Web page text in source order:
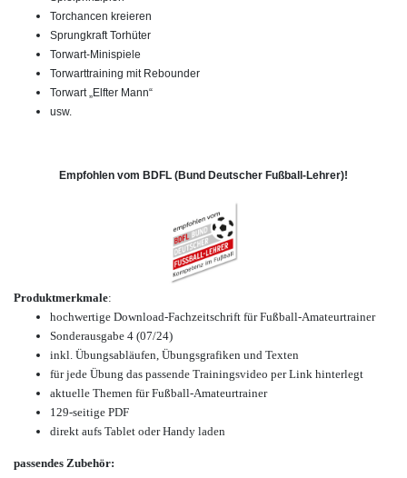
Torchancen kreieren
Sprungkraft Torhüter
Torwart-Minispiele
Torwarttraining mit Rebounder
Torwart „Elfter Mann“
usw.
Empfohlen vom BDFL (Bund Deutscher Fußball-Lehrer)!
Produktmerkmale:
hochwertige Download-Fachzeitschrift für Fußball-Amateurtrainer
Sonderausgabe 4 (07/24)
inkl. Übungsabläufen, Übungsgrafiken und Texten
für jede Übung das passende Trainingsvideo per Link hinterlegt
aktuelle Themen für Fußball-Amateurtrainer
129-seitige PDF
direkt aufs Tablet oder Handy laden
passendes Zubehör: